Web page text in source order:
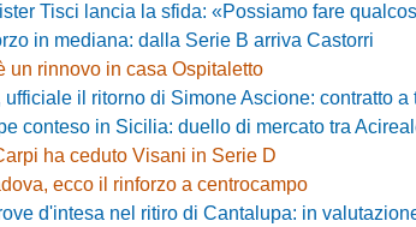
lancia la sfida: «Possiamo fare qualcosa di storico e regalarci la trasferta a
in mediana: dalla Serie B arriva Castorri
un rinnovo in casa Ospitaletto
il ritorno di Simone Ascione: contratto a titolo definitivo fino al
in Sicilia: duello di mercato tra Acireale e
ha ceduto Visani in Serie D
ecco il rinforzo a centrocampo
d'intesa nel ritiro di Cantalupa: in valutazione Blazevic e